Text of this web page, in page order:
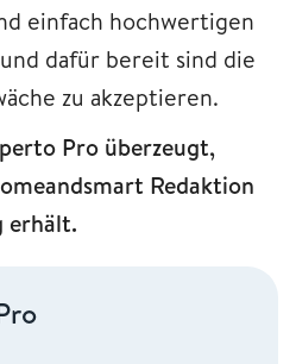
einfach hochwertigen
dafür bereit sind die
zu akzeptieren.
Pro überzeugt,
Redaktion
erhält.